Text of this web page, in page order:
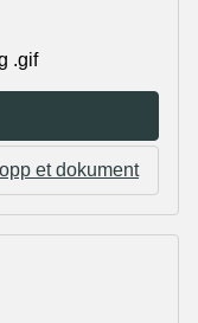
.gif
et dokument